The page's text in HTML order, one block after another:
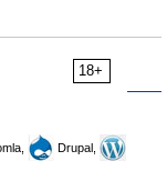
18+
Drupal,